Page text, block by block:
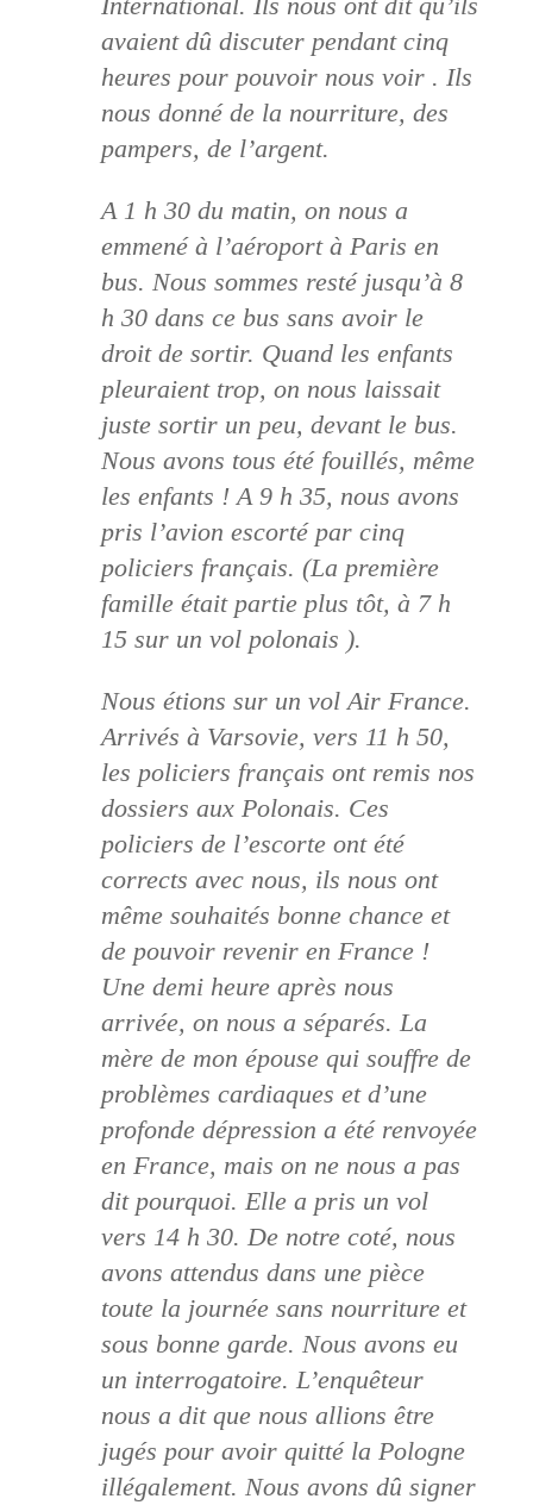
avaient dû discuter pendant cinq
heures pour pouvoir nous voir . Ils
nous donné de la nourriture, des
pampers, de l’argent.
A 1 h 30 du matin, on nous a
emmené à l’aéroport à Paris en
bus. Nous sommes resté jusqu’à 8
h 30 dans ce bus sans avoir le
droit de sortir. Quand les enfants
pleuraient trop, on nous laissait
juste sortir un peu, devant le bus.
Nous avons tous été fouillés, même
les enfants ! A 9 h 35, nous avons
pris l’avion escorté par cinq
policiers français. (La première
famille était partie plus tôt, à 7 h
15 sur un vol polonais ).
Nous étions sur un vol Air France.
Arrivés à Varsovie, vers 11 h 50,
les policiers français ont remis nos
dossiers aux Polonais. Ces
policiers de l’escorte ont été
corrects avec nous, ils nous ont
même souhaités bonne chance et
de pouvoir revenir en France !
Une demi heure après nous
arrivée, on nous a séparés. La
mère de mon épouse qui souffre de
problèmes cardiaques et d’une
profonde dépression a été renvoyée
en France, mais on ne nous a pas
dit pourquoi. Elle a pris un vol
vers 14 h 30. De notre coté, nous
avons attendus dans une pièce
toute la journée sans nourriture et
sous bonne garde. Nous avons eu
un interrogatoire. L’enquêteur
nous a dit que nous allions être
jugés pour avoir quitté la Pologne
illégalement. Nous avons dû signer